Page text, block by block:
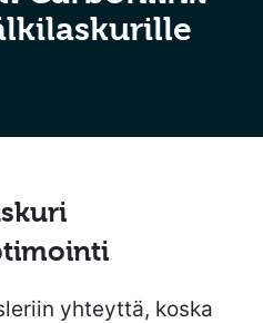
yhteyttä, koska